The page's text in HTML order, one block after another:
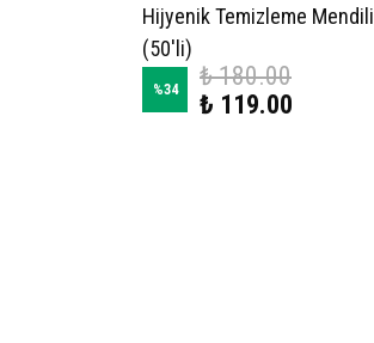
Hijyenik Temizleme Mendili
(50'li)
%34
₺ 180.00
₺ 119.00